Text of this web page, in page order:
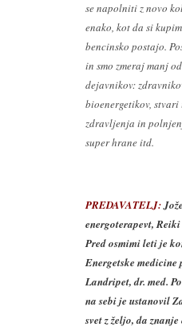
se napolniti z novo
enako, kot da si
bencinsko postajo.
in smo zmeraj manj
dejavnikov:
bioenergetikov,
zdravljenja in
super hrane itd.
PREDAVATELJ:
energoterapevt,
Pred osmimi leti je
Energetske medicine
Landripet, dr. med.
na sebi je ustanovil
svet z željo, da